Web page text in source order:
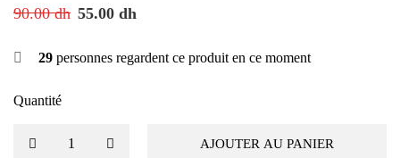
90.00dh
Original
90.00 dh.
55.00 dh
Current
55.00 dh.
29 personnes regardent ce produit en ce moment
Quantité
AJOUTER AU PANIER